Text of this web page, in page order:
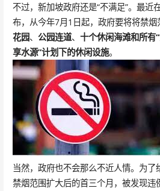
不过，新加坡政府还是“不满足”。最近
布，从今年7月1日起，政府要将将禁烟
花园、 公园连道、 十个休闲海滩和所有
享水源”计划下的休闲设施。
当然，政府也不会那么不近人情。为了
禁烟范围扩大后的首三个月，被发现违